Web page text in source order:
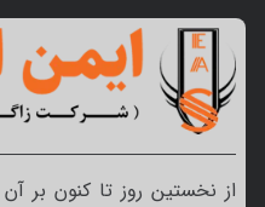
از نخستین روز تا کنون بر